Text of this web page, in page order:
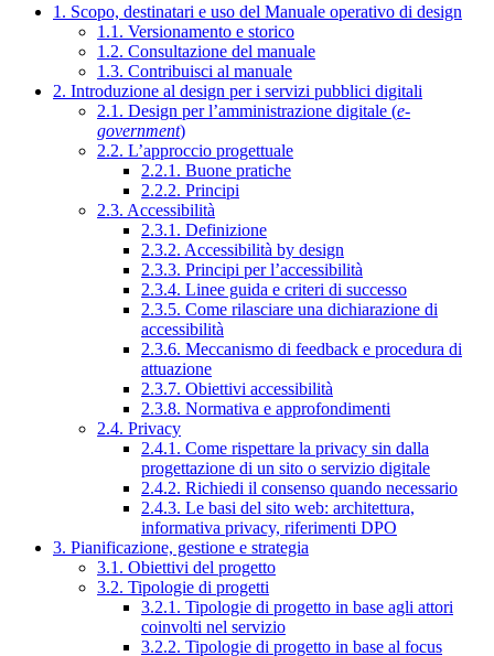
1. Scopo, destinatari e uso del Manuale operativo di design
1.1. Versionamento e storico
1.2. Consultazione del manuale
1.3. Contribuisci al manuale
2. Introduzione al design per i servizi pubblici digitali
2.1. Design per l’amministrazione digitale (e-
government)
2.2. L’approccio progettuale
2.2.1. Buone pratiche
2.2.2. Principi
2.3. Accessibilità
2.3.1. Definizione
2.3.2. Accessibilità by design
2.3.3. Principi per l’accessibilità
2.3.4. Linee guida e criteri di successo
2.3.5. Come rilasciare una dichiarazione di
accessibilità
2.3.6. Meccanismo di feedback e procedura di
attuazione
2.3.7. Obiettivi accessibilità
2.3.8. Normativa e approfondimenti
2.4. Privacy
2.4.1. Come rispettare la privacy sin dalla
progettazione di un sito o servizio digitale
2.4.2. Richiedi il consenso quando necessario
2.4.3. Le basi del sito web: architettura,
informativa privacy, riferimenti DPO
3. Pianificazione, gestione e strategia
3.1. Obiettivi del progetto
3.2. Tipologie di progetti
3.2.1. Tipologie di progetto in base agli attori
coinvolti nel servizio
3.2.2. Tipologie di progetto in base al focus